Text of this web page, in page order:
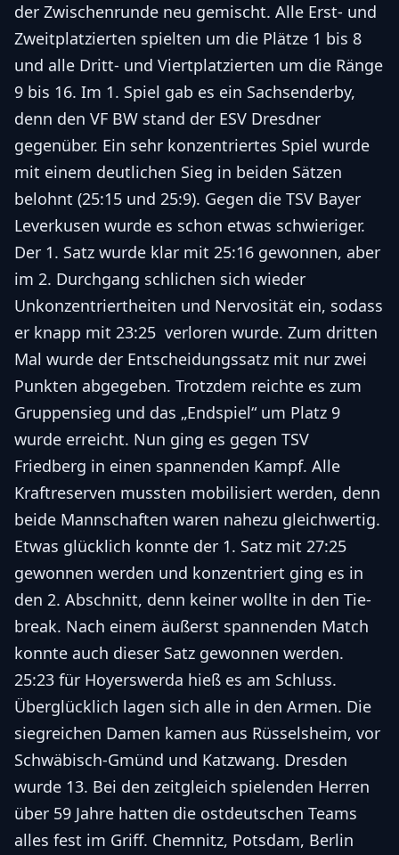
der Zwischenrunde neu gemischt. Alle Erst- und
Zweitplatzierten spielten um die Plätze 1 bis 8
und alle Dritt- und Viertplatzierten um die Ränge
9 bis 16. Im 1. Spiel gab es ein Sachsenderby,
denn den VF BW stand der ESV Dresdner
gegenüber. Ein sehr konzentriertes Spiel wurde
mit einem deutlichen Sieg in beiden Sätzen
belohnt (25:15 und 25:9). Gegen die TSV Bayer
Leverkusen wurde es schon etwas schwieriger.
Der 1. Satz wurde klar mit 25:16 gewonnen, aber
im 2. Durchgang schlichen sich wieder
Unkonzentriertheiten und Nervosität ein, sodass
er knapp mit 23:25 verloren wurde. Zum dritten
Mal wurde der Entscheidungssatz mit nur zwei
Punkten abgegeben. Trotzdem reichte es zum
Gruppensieg und das „Endspiel“ um Platz 9
wurde erreicht. Nun ging es gegen TSV
Friedberg in einen spannenden Kampf. Alle
Kraftreserven mussten mobilisiert werden, denn
beide Mannschaften waren nahezu gleichwertig.
Etwas glücklich konnte der 1. Satz mit 27:25
gewonnen werden und konzentriert ging es in
den 2. Abschnitt, denn keiner wollte in den Tie-
break. Nach einem äußerst spannenden Match
konnte auch dieser Satz gewonnen werden.
25:23 für Hoyerswerda hieß es am Schluss.
Überglücklich lagen sich alle in den Armen. Die
siegreichen Damen kamen aus Rüsselsheim, vor
Schwäbisch-Gmünd und Katzwang. Dresden
wurde 13. Bei den zeitgleich spielenden Herren
über 59 Jahre hatten die ostdeutschen Teams
alles fest im Griff. Chemnitz, Potsdam, Berlin